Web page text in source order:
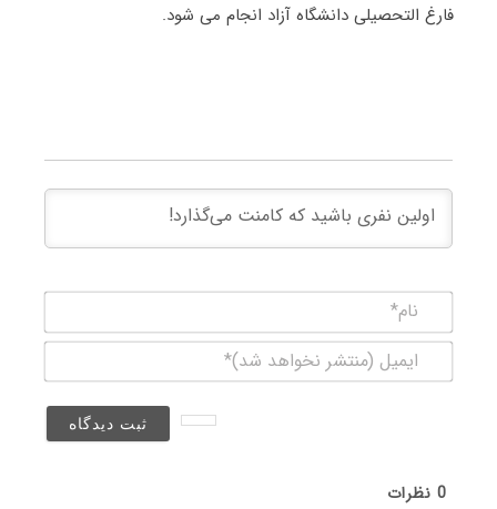
فارغ التحصیلی دانشگاه آزاد انجام می شود.
(منتشر
0نظرات